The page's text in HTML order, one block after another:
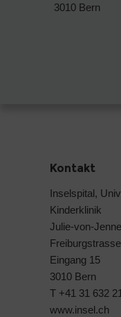
3010 Bern
Kontakt
Inselspital,
Kinderklinik
Julie-von-
Eingang 15
3010 Bern
T +41 31 632
www.insel.ch